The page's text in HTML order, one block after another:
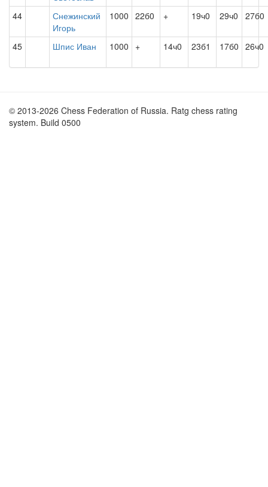
44
Снежинский
Игорь
1000 22б0 + 19ч0 29ч0 27б0
45 Шпис Иван 1000 + 14ч0 23б1 17б0 26ч0
© 2013-2026 Chess Federation of Russia. Ratg chess rating
system. Build 0500